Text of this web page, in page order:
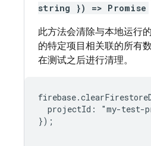
string }) => Promise
此方法会清除与本地运行
的特定项目相关联的所有
在测试之后进行清理。
projectId: "my-test-
});